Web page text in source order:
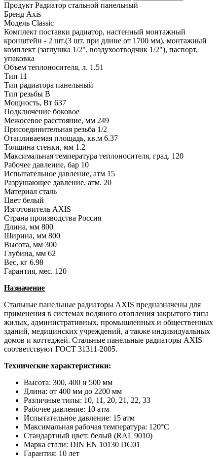
Продукт Радиатор стальной панельный
Бренд Axis
Модель Classic
Комплект поставки радиатор, настенный монтажный
кронштейн - 2 шт.(3 шт. при длине от 1700 мм), монтажный
комплект (заглушка 1/2", воздухоотводчик 1/2"), паспорт,
упаковка
Объем теплоносителя, л. 1.51
Тип 11
Тип радиатора панельный
Тип резьбы В
Мощность, Вт 637
Подключение боковое
Межосевое расстояние, мм 249
Присоединительная резьба 1/2
Отапливаемая площадь, кв.м 6.37
Толщина стенки, мм 1.2
Максимальная температура теплоносителя, град. 120
Рабочее давление, бар 10
Испытательное давление, атм 15
Разрушающее давление, атм. 20
Материал сталь
Цвет белый
Изготовитель AXIS
Страна производства Россия
Длина, мм 800
Ширина, мм 800
Высота, мм 300
Глубина, мм 62
Вес, кг 6.98
Гарантия, мес. 120
Назначение
Стальные панельные радиаторы AXIS предназначены для
применения в системах водяного отопления закрытого типа
жилых, административных, промышленных и общественных
зданий, медицинских учреждений, а также индивидуальных
домов и коттеджей. Стальные панельные радиаторы AXIS
соответствуют ГОСТ 31311-2005.
Технические характеристики:
Высота: 300, 400 и 500 мм
Длина: от 400 мм до 2200 мм
Различные типы: 10, 11, 20, 21, 22, 33
Рабочее давление: 10 атм
Испытательное давление: 15 атм
Максимальная рабочая температура: 120°C
Стандартный цвет: белый (RAL 9010)
Марка стали: DIN EN 10130 DC01
Гарантия: 10 лет